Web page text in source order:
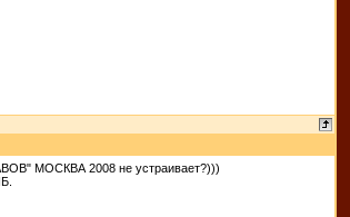
МОСКВА 2008 не устраивает?)))